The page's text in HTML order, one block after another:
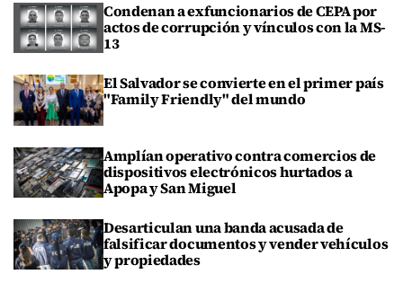
Condenan a exfuncionarios de CEPA por
actos de corrupción y vínculos con la MS-
13
El Salvador se convierte en el primer país
"Family Friendly" del mundo
Amplían operativo contra comercios de
dispositivos electrónicos hurtados a
Apopa y San Miguel
Desarticulan una banda acusada de
falsificar documentos y vender vehículos
y propiedades